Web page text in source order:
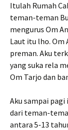
Itulah Rumah
teman-teman
mengurus Om
Laut itu lho. Om
preman. Aku
yang suka rela
Om Tarjo dan
Aku sampai
dari teman-
antara 5-13